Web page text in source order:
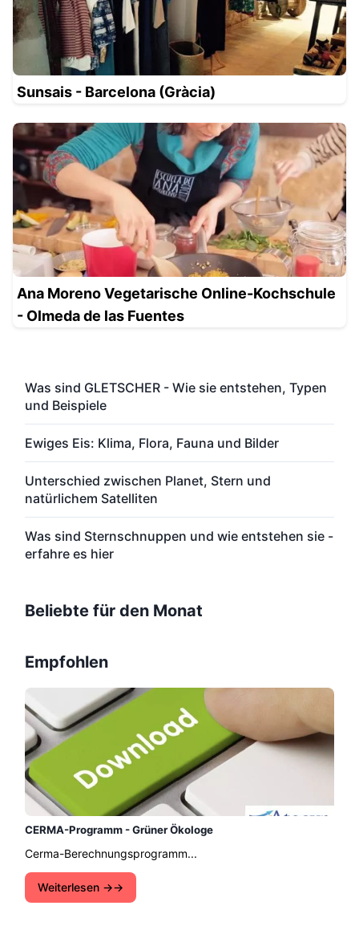
Sunsais - Barcelona (Gràcia)
Ana Moreno Vegetarische Online-Kochschule
- Olmeda de las Fuentes
Was sind GLETSCHER - Wie sie entstehen, Typen
und Beispiele
Ewiges Eis: Klima, Flora, Fauna und Bilder
Unterschied zwischen Planet, Stern und
natürlichem Satelliten
Was sind Sternschnuppen und wie entstehen sie -
erfahre es hier
Beliebte für den Monat
Empfohlen
CERMA-Programm - Grüner Ökologe
Cerma-Berechnungsprogramm...
Weiterlesen →